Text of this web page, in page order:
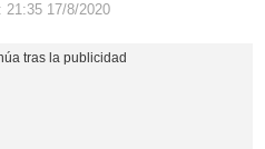
21:35 17/8/2020